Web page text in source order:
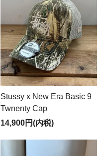
Stussy x New Era Basic 9
Twnenty Cap
14,900円(内税)